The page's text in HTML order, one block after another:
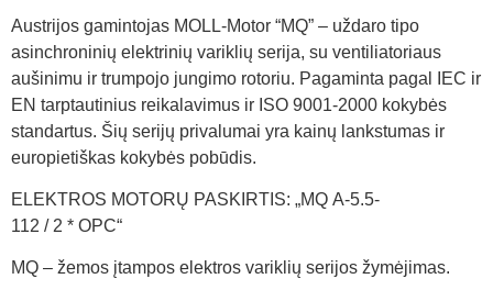
Austrijos gamintojas MOLL-Motor “MQ” – uždaro tipo
asinchroninių elektrinių variklių serija, su ventiliatoriaus
aušinimu ir trumpojo jungimo rotoriu. Pagaminta pagal IEC ir
EN tarptautinius reikalavimus ir ISO 9001-2000 kokybės
standartus. Šių serijų privalumai yra kainų lankstumas ir
europietiškas kokybės pobūdis.
ELEKTROS MOTORŲ PASKIRTIS: „MQ A-5.5-
112 / 2 * OPC“
MQ – žemos įtampos elektros variklių serijos žymėjimas.